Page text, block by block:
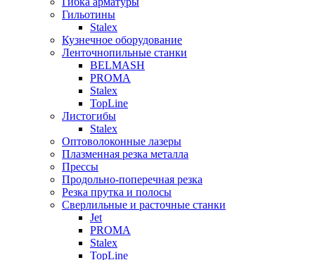
Гильотины
Stalex
Кузнечное оборудование
Ленточнопильные станки
BELMASH
PROMA
Stalex
TopLine
Листогибы
Stalex
Оптоволоконные лазеры
Плазменная резка металла
Прессы
Продольно-поперечная резка
Резка прутка и полосы
Сверлильные и расточные станки
Jet
PROMA
Stalex
TopLine